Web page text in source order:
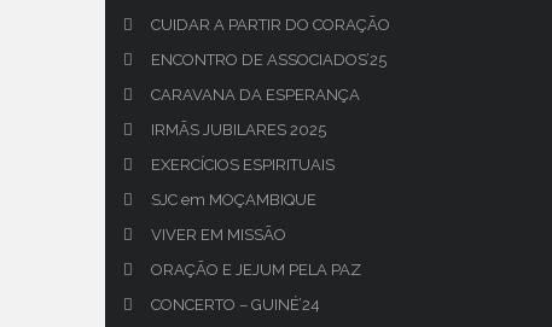
CUIDAR A PARTIR DO CORAÇÃO
ENCONTRO DE ASSOCIADOS’25
CARAVANA DA ESPERANÇA
IRMÃS JUBILARES 2025
EXERCÍCIOS ESPIRITUAIS
SJC em MOÇAMBIQUE
VIVER EM MISSÃO
ORAÇÃO E JEJUM PELA PAZ
CONCERTO – GUINÉ’24